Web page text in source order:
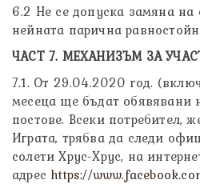
6.2 Не се допуска замяна на
нейната парична
ЧАСТ 7. МЕХАНИЗЪМ ЗА
7.1. От 29.04.2020 год.
месеца ще бъдат обявявани
постове. Всеки потребител,
Играта, трябва да следи
солети Хрус-Хрус, на
адрес https://